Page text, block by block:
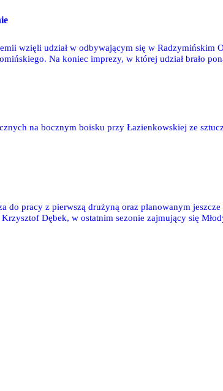
wzięli udział w odbywającym się w
Na koniec imprezy, w której udział brało
na bocznym boisku przy Łazienkowskiej ze
do pracy z pierwszą drużyną oraz planowanym
Krzysztof Dębek, w ostatnim sezonie zajmujący się